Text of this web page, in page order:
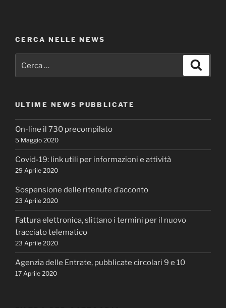
CERCA NELLE NEWS
ULTIME NEWS PUBBLICATE
On-line il 730 precompilato
5 Maggio 2020
Covid-19: link utili per informazioni e attività
29 Aprile 2020
Sospensione delle ritenute d’acconto
23 Aprile 2020
Fattura elettronica, slittano i termini per il nuovo
tracciato telematico
23 Aprile 2020
Agenzia delle Entrate, pubblicate circolari 9 e 10
17 Aprile 2020